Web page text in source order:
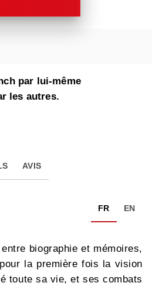
par lui-même
les autres.
AVIS
FR EN
biographie et mémoires,
la première fois la vision
toute sa vie, et ses combats